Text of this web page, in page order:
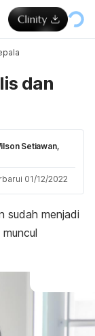
dan
Setiawan,
01/12/2022
sudah menjadi